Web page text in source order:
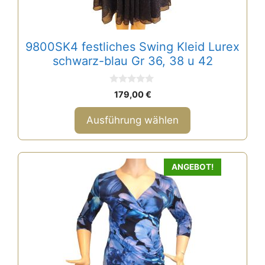
9800SK4 festliches Swing Kleid Lurex
schwarz-blau Gr 36, 38 u 42
o
n
5
179,00€
Ausführung wählen
werden
ANGEBOT!